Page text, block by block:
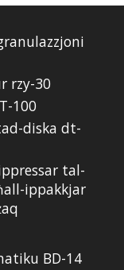
rzy-30
100
diska dt-
tal-
ippakkjar
BD-14